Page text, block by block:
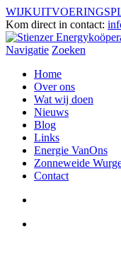
Kom direct in contact:
Navigatie Zoeken
Home
Over ons
Wat wij doen
Nieuws
Blog
Links
Energie VanOns
Zonneweide
Contact